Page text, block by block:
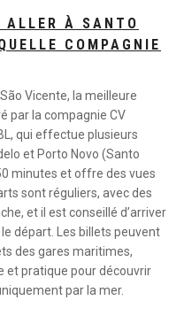
ALLER À SANTO
COMPAGNIE
Vicente, la meilleure
par la compagnie CV
qui effectue plusieurs
et Porto Novo (Santo
minutes et offre des vues
sont réguliers, avec des
et il est conseillé d’arriver
départ. Les billets peuvent
des gares maritimes,
et pratique pour découvrir
par la mer.